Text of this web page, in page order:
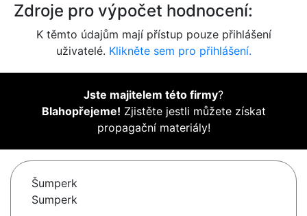
Zdroje pro výpočet hodnocení:
K těmto údajům mají přístup pouze přihlášení
uživatelé. Klikněte sem pro přihlášení.
Jste majitelem této firmy?
Blahopřejeme! Zjistěte jestli můžete získat
propagační materiály!
Šumperk
Sumperk